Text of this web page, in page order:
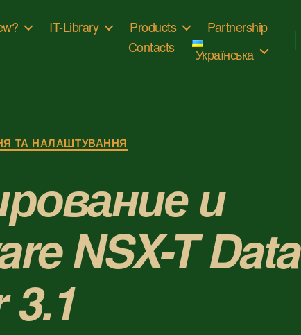
IT-Library Products
Partnership
Contacts
Українська
ТА НАЛАШТУВАННЯ
и
NSX-T Data
3.1